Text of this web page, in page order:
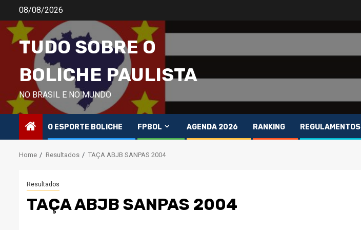
content
08/08/2026
TUDO SOBRE O
BOLICHE PAULISTA
NO BRASIL E NO MUNDO
O ESPORTE BOLICHE FPBOL AGENDA 2026 RANKING REGULAMENTOS
Home Resultados TAÇA ABJB SANPAS 2004
Resultados
TAÇA ABJB SANPAS 2004